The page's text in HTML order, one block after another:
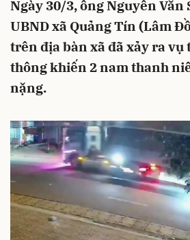
Ngày 30/3, ông Nguyễn Văn
UBND xã Quảng Tín (Lâm
trên địa bàn xã đã xảy ra vụ
thông khiến 2 nam thanh
nặng.